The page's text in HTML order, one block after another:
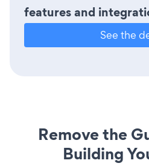
features and
See the
Remove the
Building